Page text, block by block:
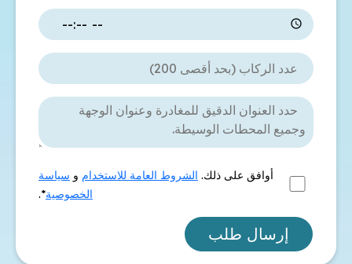
أوافق على ذلك. الشروط العامة للاستخدام و سياسة
الخصوصية*.
إرسال طلب